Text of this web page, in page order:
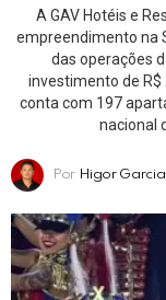
A GAV Hotéis e
empreendimento na
das operações
investimento de
conta com 197
nacional
Por Higor Garcia